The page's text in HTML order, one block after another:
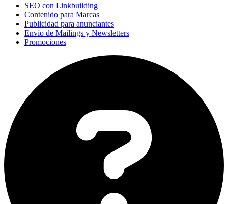
SEO con Linkbuilding
Contenido para Marcas
Publicidad para anunciantes
Envío de Mailings y Newsletters
Promociones